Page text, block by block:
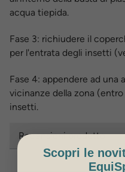
acqua tiepida.
Fase 3: richiudere il
per l'entrata degli insetti
Fase 4: appendere ad una
vicinanze della zona
insetti.
Recensioni prodotto
Scopri le